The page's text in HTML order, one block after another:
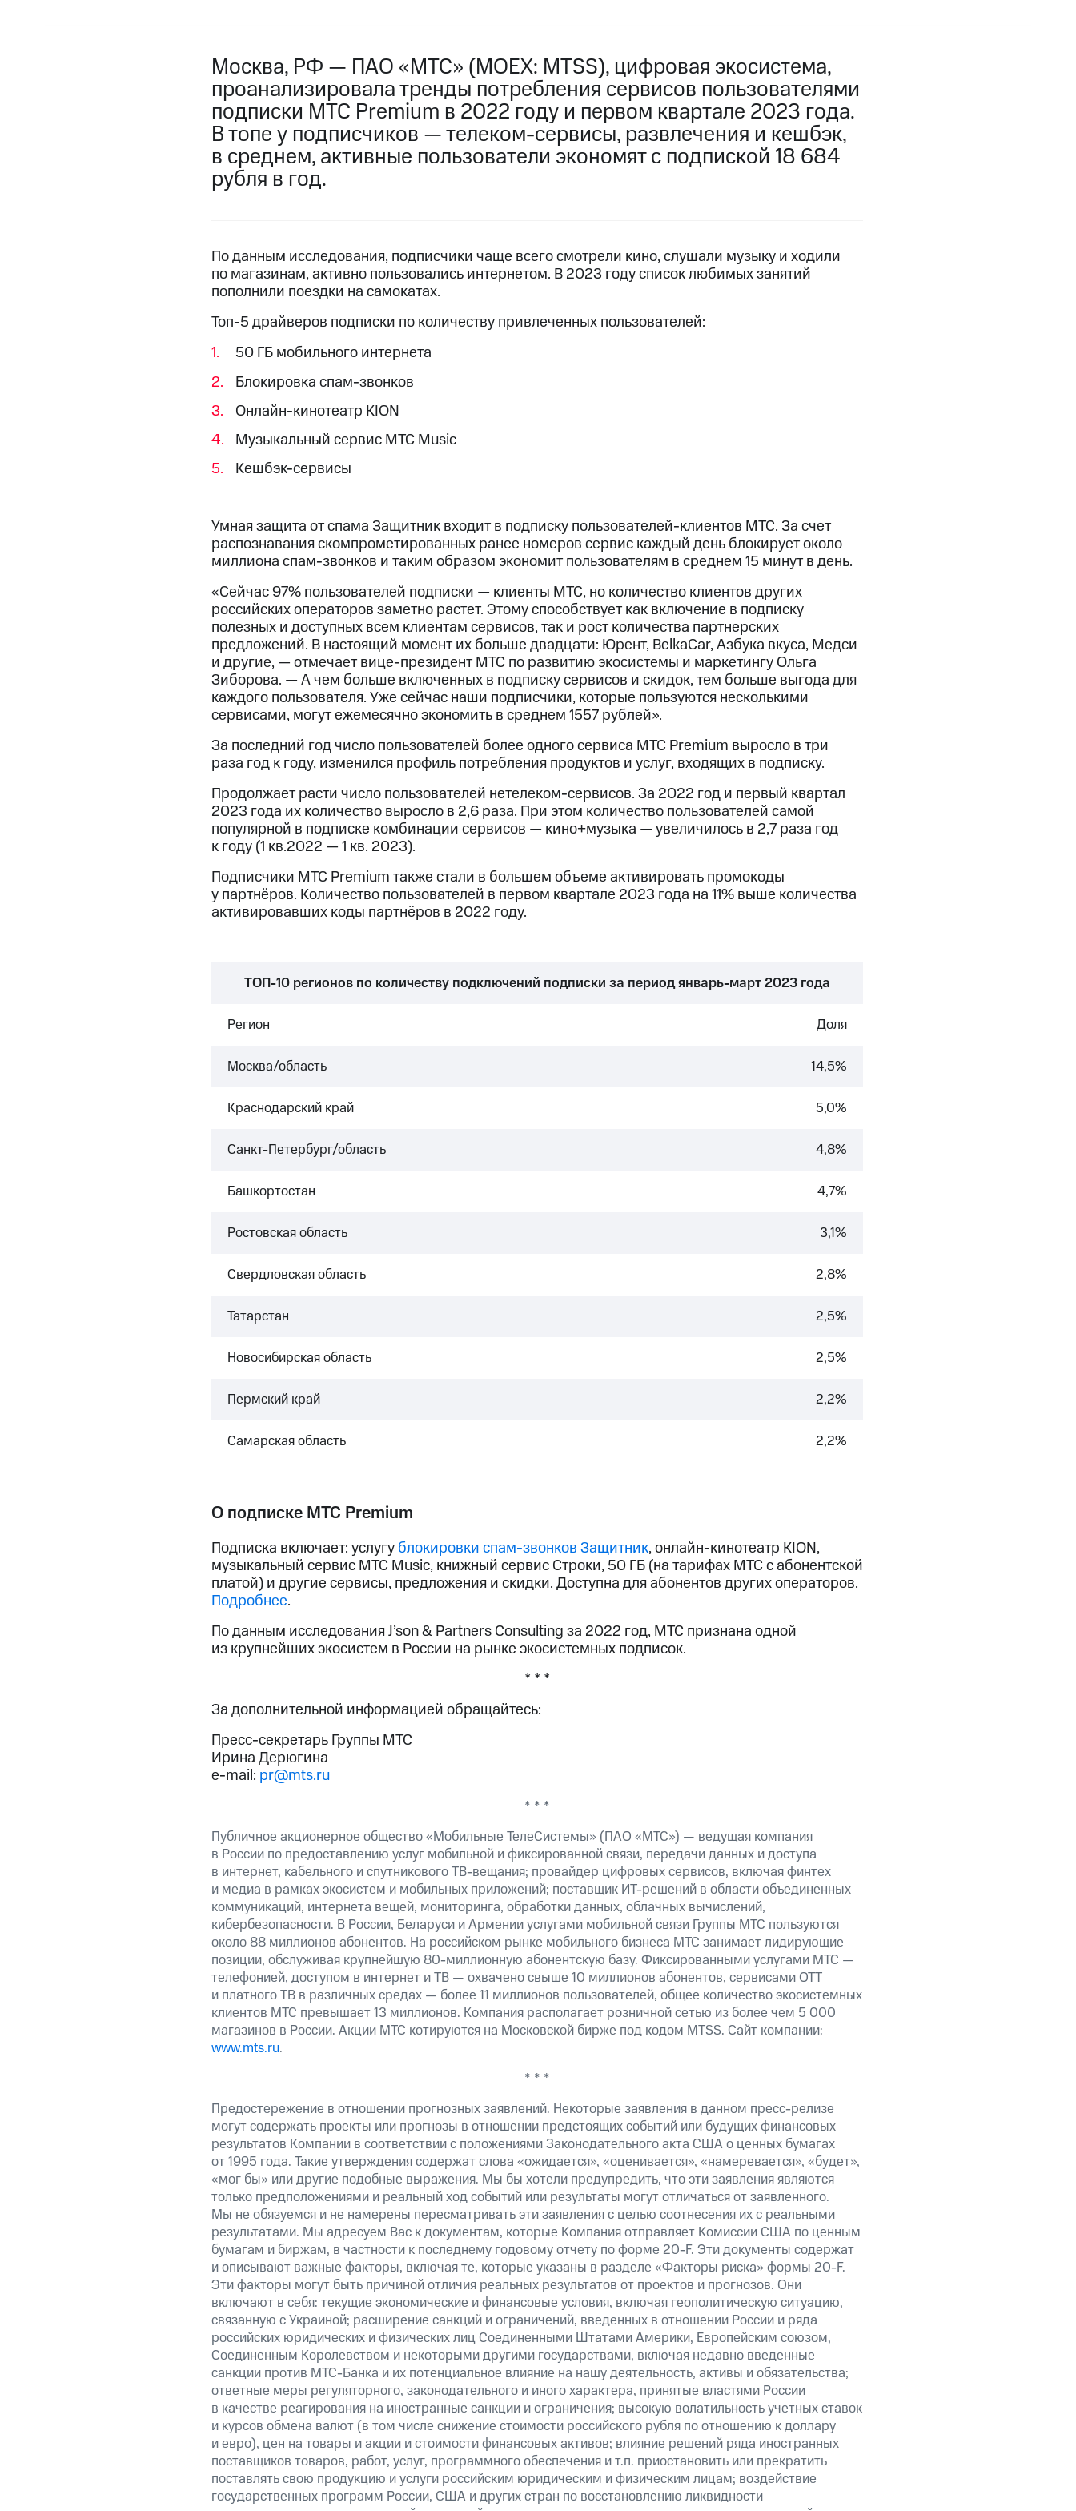
Москва, РФ — ПАО «МТС» (MOEX: MTSS), цифровая экосистема,
проанализировала тренды потребления сервисов пользователями
подписки МТС Premium в 2022 году и первом квартале 2023 года.
В топе у подписчиков — телеком-сервисы, развлечения и кешбэк,
в среднем, активные пользователи экономят с подпиской 18 684
рубля в год.
По данным исследования, подписчики чаще всего смотрели кино, слушали музыку и ходили
по магазинам, активно пользовались интернетом. В 2023 году список любимых занятий
пополнили поездки на самокатах.
Топ-5 драйверов подписки по количеству привлеченных пользователей:
50 ГБ мобильного интернета
Блокировка спам-звонков
Онлайн-кинотеатр KION
Музыкальный сервис МТС Music
Кешбэк-сервисы
Умная защита от спама Защитник входит в подписку пользователей-клиентов МТС. За счет
распознавания скомпрометированных ранее номеров сервис каждый день блокирует около
миллиона спам-звонков и таким образом экономит пользователям в среднем 15 минут в день.
«Сейчас 97% пользователей подписки — клиенты МТС, но количество клиентов других
российских операторов заметно растет. Этому способствует как включение в подписку
полезных и доступных всем клиентам сервисов, так и рост количества партнерских
предложений. В настоящий момент их больше двадцати: Юрент, BelkaCar, Азбука вкуса, Медси
и другие, — отмечает вице-президент МТС по развитию экосистемы и маркетингу Ольга
Зиборова. — А чем больше включенных в подписку сервисов и скидок, тем больше выгода для
каждого пользователя. Уже сейчас наши подписчики, которые пользуются несколькими
сервисами, могут ежемесячно экономить в среднем 1557 рублей».
За последний год число пользователей более одного сервиса МТС Premium выросло в три
раза год к году, изменился профиль потребления продуктов и услуг, входящих в подписку.
Продолжает расти число пользователей нетелеком-сервисов. За 2022 год и первый квартал
2023 года их количество выросло в 2,6 раза. При этом количество пользователей самой
популярной в подписке комбинации сервисов — кино+музыка — увеличилось в 2,7 раза год
к году (1 кв.2022 — 1 кв. 2023).
Подписчики МТС Premium также стали в большем объеме активировать промокоды
у партнёров. Количество пользователей в первом квартале 2023 года на 11% выше количества
активировавших коды партнёров в 2022 году.
TOП-10 регионов по количеству подключений подписки за период январь-март 2023 года
Регион Доля
Москва/область 14,5%
Краснодарский край 5,0%
Санкт-Петербург/область 4,8%
Башкортостан 4,7%
Ростовская область 3,1%
Свердловская область 2,8%
Татарстан 2,5%
Новосибирская область 2,5%
Пермский край 2,2%
Самарская область 2,2%
О подписке МТС Premium
Подписка включает: услугублокировки спам-звонков Защитник, онлайн-кинотеатр KION,
музыкальный сервис МТС Music, книжный сервис Строки, 50 ГБ (на тарифах МТС с абонентской
платой) и другие сервисы, предложения и скидки. Доступна для абонентов других операторов.
Подробнее.
По данным исследования J’son & Partners Consulting за 2022 год, МТС признана одной
из крупнейших экосистем в России на рынке экосистемных подписок.
* * *
За дополнительной информацией обращайтесь:
Пресс-секретарь Группы МТС
Ирина Дерюгина
e-mail: pr@mts.ru
* * *
Публичное акционерное общество «Мобильные ТелеСистемы» (ПАО «МТС») — ведущая компания
в России по предоставлению услуг мобильной и фиксированной связи, передачи данных и доступа
в интернет, кабельного и спутникового ТВ-вещания; провайдер цифровых сервисов, включая финтех
и медиа в рамках экосистем и мобильных приложений; поставщик ИТ-решений в области объединенных
коммуникаций, интернета вещей, мониторинга, обработки данных, облачных вычислений,
кибербезопасности. В России, Беларуси и Армении услугами мобильной связи Группы МТС пользуются
около 88 миллионов абонентов. На российском рынке мобильного бизнеса МТС занимает лидирующие
позиции, обслуживая крупнейшую 80-миллионную абонентскую базу. Фиксированными услугами МТС —
телефонией, доступом в интернет и ТВ — охвачено свыше 10 миллионов абонентов, сервисами OTT
и платного ТВ в различных средах — более 11 миллионов пользователей, общее количество экосистемных
клиентов МТС превышает 13 миллионов. Компания располагает розничной сетью из более чем 5 000
магазинов в России. Акции МТС котируются на Московской бирже под кодом MTSS. Сайт компании:
www.mts.ru.
* * *
Предостережение в отношении прогнозных заявлений. Некоторые заявления в данном пресс-релизе
могут содержать проекты или прогнозы в отношении предстоящих событий или будущих финансовых
результатов Компании в соответствии с положениями Законодательного акта США о ценных бумагах
от 1995 года. Такие утверждения содержат слова «ожидается», «оценивается», «намеревается», «будет»,
«мог бы» или другие подобные выражения. Мы бы хотели предупредить, что эти заявления являются
только предположениями и реальный ход событий или результаты могут отличаться от заявленного.
Мы не обязуемся и не намерены пересматривать эти заявления с целью соотнесения их с реальными
результатами. Мы адресуем Вас к документам, которые Компания отправляет Комиссии США по ценным
бумагам и биржам, в частности к последнему годовому отчету по форме 20-F. Эти документы содержат
и описывают важные факторы, включая те, которые указаны в разделе «Факторы риска» формы 20-F.
Эти факторы могут быть причиной отличия реальных результатов от проектов и прогнозов. Они
включают в себя: текущие экономические и финансовые условия, включая геополитическую ситуацию,
связанную с Украиной; расширение санкций и ограничений, введенных в отношении России и ряда
российских юридических и физических лиц Соединенными Штатами Америки, Европейским союзом,
Соединенным Королевством и некоторыми другими государствами, включая недавно введенные
санкции против МТС-Банка и их потенциальное влияние на нашу деятельность, активы и обязательства;
ответные меры регуляторного, законодательного и иного характера, принятые властями России
в качестве реагирования на иностранные санкции и ограничения; высокую волатильность учетных ставок
и курсов обмена валют (в том числе снижение стоимости российского рубля по отношению к доллару
и евро), цен на товары и акции и стоимости финансовых активов; влияние решений ряда иностранных
поставщиков товаров, работ, услуг, программного обеспечения и т.п. приостановить или прекратить
поставлять свою продукцию и услуги российским юридическим и физическим лицам; воздействие
государственных программ России, США и других стран по восстановлению ликвидности